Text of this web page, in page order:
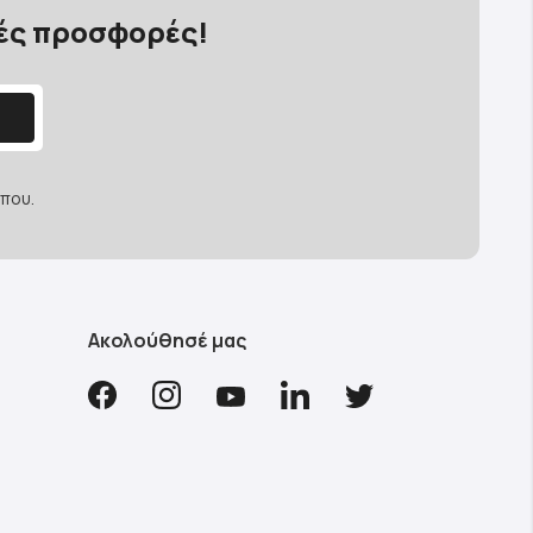
προσφορές!
Ακολούθησέ μας